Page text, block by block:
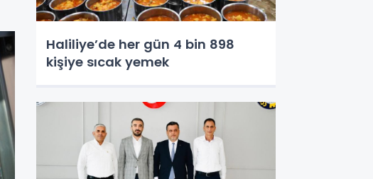
Haliliye’de her gün 4 bin 898
kişiye sıcak yemek